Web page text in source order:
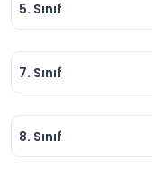
5. Sınıf
7. Sınıf
8. Sınıf